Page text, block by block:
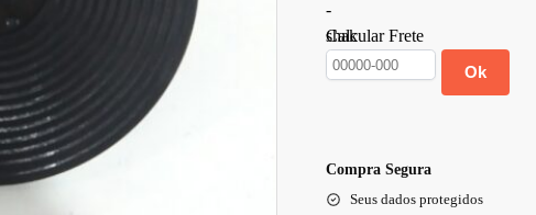
Calcular Frete
Ok
Compra Segura
Seus dados protegidos